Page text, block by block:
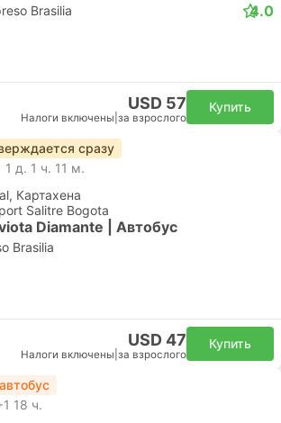
Brasilia 4.0
USD 57
Налоги включены за взрослого
Купить
сразу
1 д. 1 ч. 11 м.
Картахена
Salitre Bogota
Diamante | Автобус
Brasilia
USD 47
Налоги включены за взрослого
Купить
18 ч.